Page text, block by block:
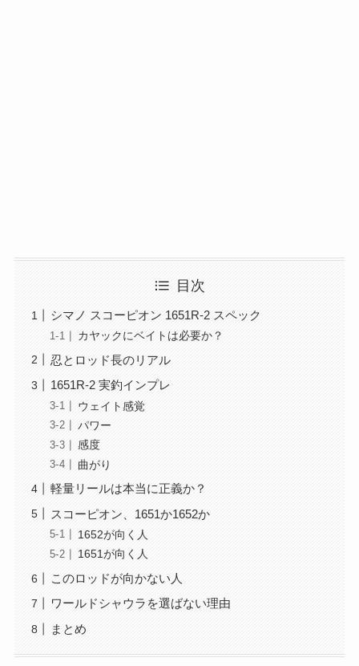
目次
シマノ スコーピオン 1651R-2 スペック
カヤックにベイトは必要か？
忍とロッド長のリアル
1651R-2 実釣インプレ
ウェイト感覚
パワー
感度
曲がり
軽量リールは本当に正義か？
スコーピオン、1651か1652か
1652が向く人
1651が向く人
このロッドが向かない人
ワールドシャウラを選ばない理由
まとめ